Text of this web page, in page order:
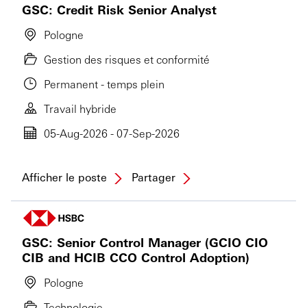
GSC: Credit Risk Senior Analyst
Pologne
Gestion des risques et conformité
Permanent - temps plein
Travail hybride
05-Aug-2026 - 07-Sep-2026
Afficher le poste Partager
GSC: Senior Control Manager (GCIO CIO
CIB and HCIB CCO Control Adoption)
Pologne